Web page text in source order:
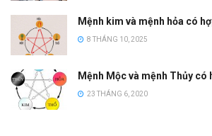
Mệnh kim và mệnh hỏa có
8 THÁNG 10, 2025
Mệnh Mộc và mệnh Thủy có
23 THÁNG 6, 2020